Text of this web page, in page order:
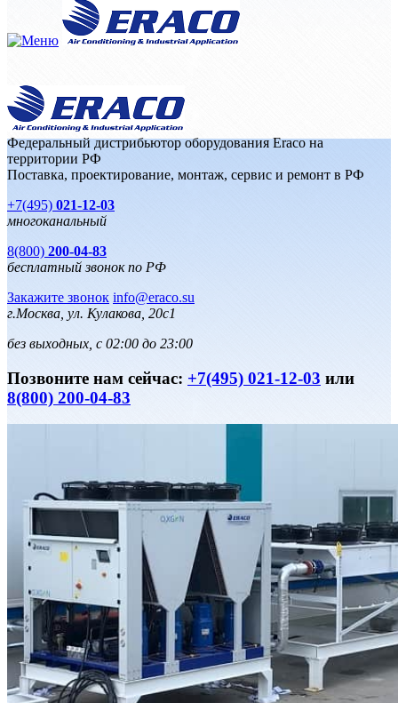
Федеральный дистрибьютор оборудования Eraco на
территории РФ
Поставка, проектирование, монтаж, сервис и ремонт в РФ
+7(495) 021-12-03
многоканальный
8(800) 200-04-83
бесплатный звонок по РФ
Закажите звонок info@eraco.su
г.Москва, ул. Кулакова, 20с1
без выходных, с 02:00 до 23:00
Позвоните нам сейчас: +7(495) 021-12-03 или
8(800) 200-04-83